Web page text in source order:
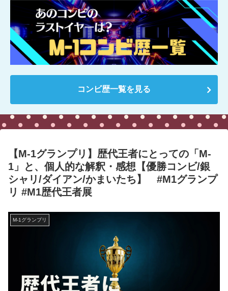
コンビ歴一覧を見る
【M-1グランプリ】歴代王者にとっての「M-
1」と、個人的な解釈・感想【優勝コンビ/銀
シャリ/ダイアン/かまいたち】 #M1グランプ
リ #M1歴代王者展
M-1グランプリ